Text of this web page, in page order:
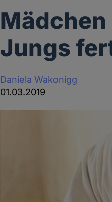
Jungs
Daniela Wakonigg
01.03.2019